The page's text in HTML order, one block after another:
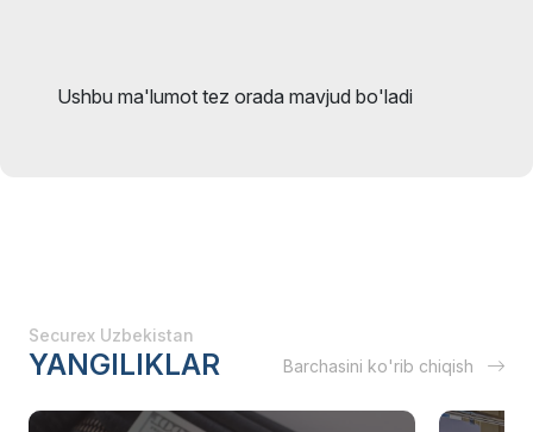
Ushbu ma'lumot tez orada mavjud bo'ladi
Securex Uzbekistan
YANGILIKLAR Barchasini ko'rib chiqish